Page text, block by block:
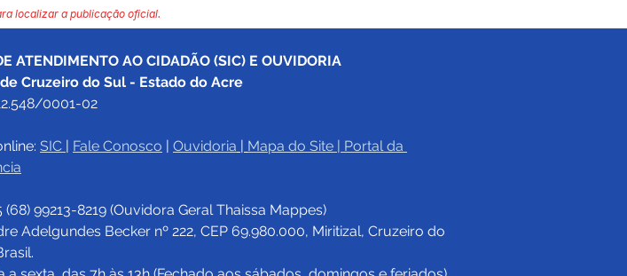
localizar a publicação oficial.
ATENDIMENTO AO CIDADÃO (SIC) E OUVIDORIA
Cruzeiro do Sul - Estado do Acre
0001-02
SIC | Fale Conosco | Ouvidoria | Mapa do Site | Portal da
(68) 99213-8219 (Ouvidora Geral Thaissa Mappes)
Adelgundes Becker nº 222, CEP 69.980.000, Miritizal, Cruzeiro do